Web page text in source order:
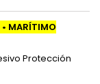
• MARÍTIMO
Protección